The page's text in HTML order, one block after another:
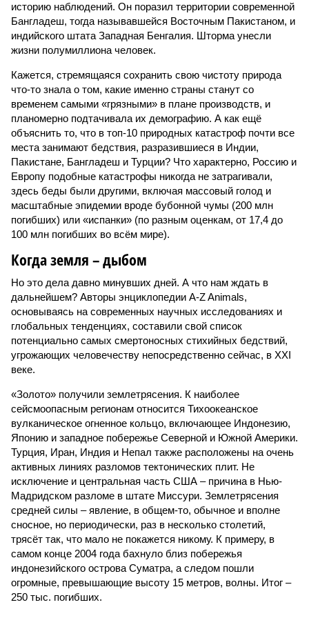
историю наблюдений. Он поразил территории современной
Бангладеш, тогда называвшейся Восточным Пакистаном, и
индийского штата Западная Бенгалия. Шторма унесли
жизни полумиллиона человек.
Кажется, стремящаяся сохранить свою чистоту природа
что-то знала о том, какие именно страны станут со
временем самыми «грязными» в плане производств, и
планомерно подтачивала их демографию. А как ещё
объяснить то, что в топ-10 природных катастроф почти все
места занимают бедствия, разразившиеся в Индии,
Пакистане, Бангладеш и Турции? Что характерно, Россию и
Европу подобные катастрофы никогда не затрагивали,
здесь беды были другими, включая массовый голод и
масштабные эпидемии вроде бубонной чумы (200 млн
погибших) или «испанки» (по разным оценкам, от 17,4 до
100 млн погибших во всём мире).
Когда земля – дыбом
Но это дела давно минувших дней. А что нам ждать в
дальнейшем? Авторы энциклопедии A-Z Animals,
основываясь на современных научных исследованиях и
глобальных тенденциях, составили свой список
потенциально самых смертоносных стихийных бедствий,
угрожающих человечеству непосредственно сейчас, в XXI
веке.
«Золото» получили землетрясения. К наиболее
сейсмоопасным регионам относится Тихоокеанское
вулканическое огненное кольцо, включающее Индонезию,
Японию и западное побережье Северной и Южной Америки.
Турция, Иран, Индия и Непал также расположены на очень
активных линиях разломов тектонических плит. Не
исключение и центральная часть США – причина в Нью-
Мадридском разломе в штате Миссури. Землетрясения
средней силы – явление, в общем-то, обычное и вполне
сносное, но периодически, раз в несколько столетий,
трясёт так, что мало не покажется никому. К примеру, в
самом конце 2004 года бахнуло близ побережья
индонезийского острова Суматра, а следом пошли
огромные, превышающие высоту 15 метров, волны. Итог –
250 тыс. погибших.